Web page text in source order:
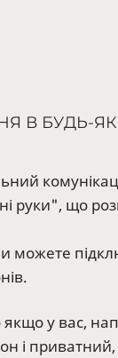
В БУДЬ-
руки", що
можете
у вас,
і